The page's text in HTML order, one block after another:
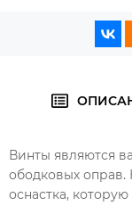
Винты являются
ободковых оправ.
оснастка,